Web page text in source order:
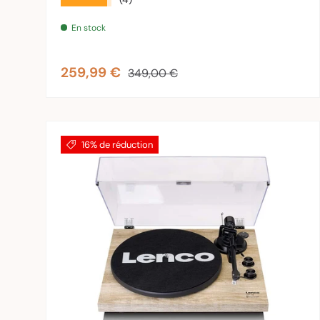
En stock
Prix soldé
259,99 € Prix habituel
349,00 €
16% de réduction